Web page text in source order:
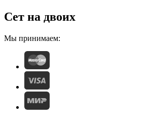
Сет на двоих
Мы принимаем: